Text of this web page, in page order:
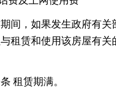
间，如果发生政府有关
租赁和使用该房屋有关
租赁期满。